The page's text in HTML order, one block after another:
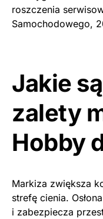
roszczenia
Samochodowego,
Jakie
zalety
Hobby
Markiza zwiększa
strefę cienia.
i zabezpiecza